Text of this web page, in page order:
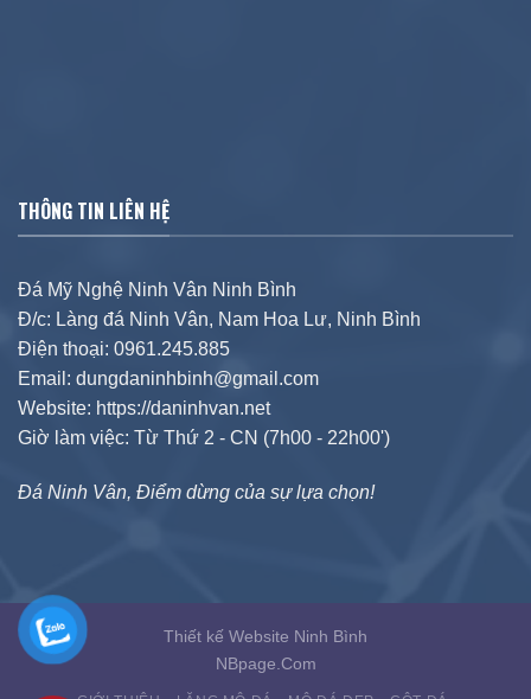
THÔNG TIN LIÊN HỆ
Đá Mỹ Nghệ Ninh Vân Ninh Bình
Đ/c: Làng đá Ninh Vân, Nam Hoa Lư, Ninh Bình
Điện thoại: 0961.245.885
Email: dungdaninhbinh@gmail.com
Website: https://daninhvan.net
Giờ làm việc: Từ Thứ 2 - CN (7h00 - 22h00')
Đá Ninh Vân, Điểm dừng của sự lựa chọn!
Thiết kế Website Ninh Bình
NBpage.Com